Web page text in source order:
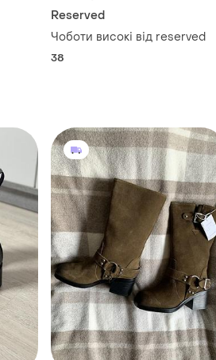
Reserved
Чоботи високі від reserved
38